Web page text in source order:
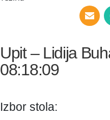
Upit – Lidija
08:18:09
Izbor stola: